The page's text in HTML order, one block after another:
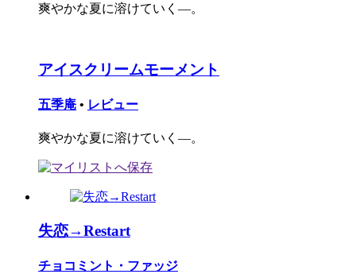
爽やかな夏に溶けていく―。
アイスクリームモーメント
五季庵 • レビュー
爽やかな夏に溶けていく―。
失恋→Restart
チョコミント・ファッジ